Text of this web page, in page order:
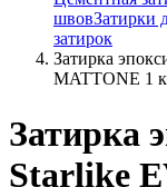
швовЗатирки
затирок
Затирка
MATTONE 1
Затирка
Starlike